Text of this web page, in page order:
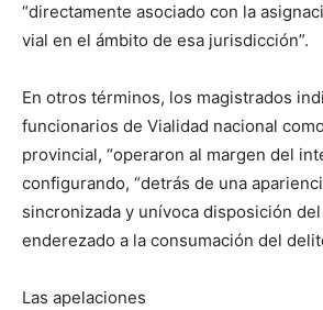
“directamente asociado con la
vial en el ámbito de esa jurisdicción”.
En otros términos, los magistrados
funcionarios de Vialidad nacional
provincial, “operaron al margen del
configurando, “detrás de una
sincronizada y unívoca disposición
enderezado a la consumación del
Las apelaciones